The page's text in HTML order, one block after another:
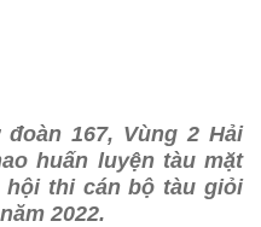
167, Vùng 2 Hải
huấn luyện tàu mặt
thi cán bộ tàu giỏi
2022.